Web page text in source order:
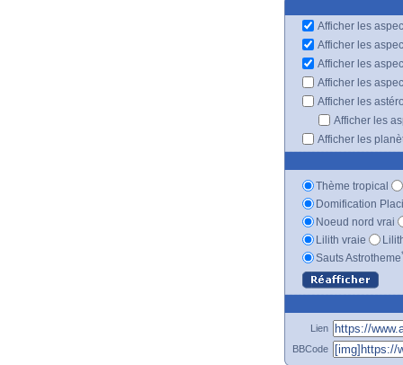
Afficher les
Afficher les
Afficher les
Afficher les
Afficher les
Afficher les
Afficher les
Thème tropical
Domification
Noeud nord vrai
Lilith vraie
Sauts Astrotheme
Lien
BBCode